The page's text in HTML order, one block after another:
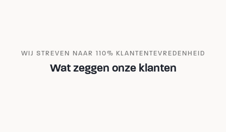
WIJ STREVEN NAAR 110% KLANTENTEVREDENHEID
Wat zeggen onze klanten